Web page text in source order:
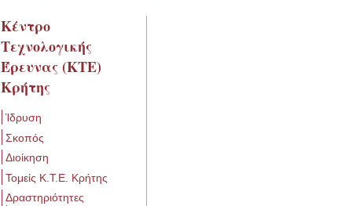
Κέντρο
Τεχνολογικής
Έρευνας (ΚΤΕ)
Κρήτης
Ίδρυση
Σκοπός
Διοίκηση
Τομείς Κ.Τ.Ε. Κρήτης
Δραστηριότητες